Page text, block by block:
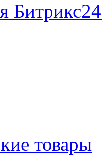
Битрикс24
товары